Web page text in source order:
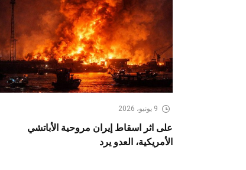
9 يونيو، 2026
على اثر اسقاط إيران مروحية الأباتشي
الأمريكية، العدو يرد